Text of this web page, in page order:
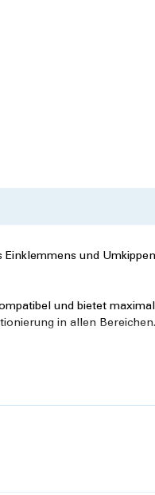
Einklemmens und
und bietet
in allen
erleichtert.